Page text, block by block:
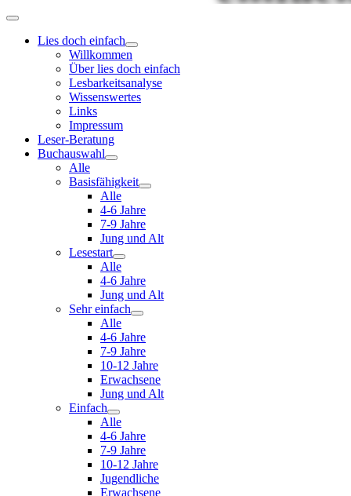
Lies doch einfach
Willkommen
Über lies doch einfach
Lesbarkeitsanalyse
Wissenswertes
Links
Impressum
Leser-Beratung
Buchauswahl
Alle
Basisfähigkeit
Alle
4-6 Jahre
7-9 Jahre
Jung und Alt
Lesestart
Alle
4-6 Jahre
Jung und Alt
Sehr einfach
Alle
4-6 Jahre
7-9 Jahre
10-12 Jahre
Erwachsene
Jung und Alt
Einfach
Alle
4-6 Jahre
7-9 Jahre
10-12 Jahre
Jugendliche
Erwachsene